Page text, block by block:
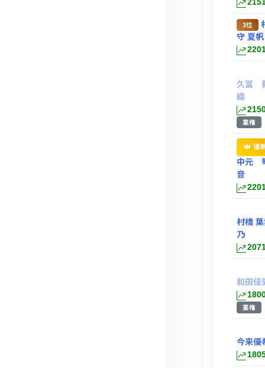
3位
守 夏帆
久冨
織
棄権
優
中元
音
村橋
乃
和田佳
棄権
今来優